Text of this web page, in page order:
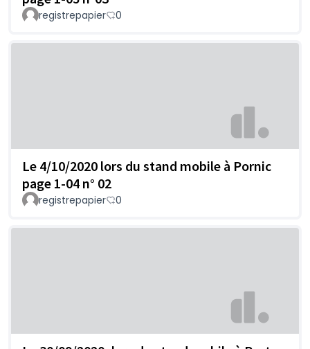
registrepapier 0
Le 4/10/2020 lors du stand mobile à Pornic
page 1-04 n° 02
registrepapier 0